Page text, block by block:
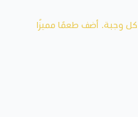
كل وجبة. أضف طعمًا مميزًا